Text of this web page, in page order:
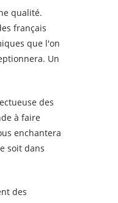
qualité.
français
que l'on
Un
des
à faire
enchantera
soit dans
des